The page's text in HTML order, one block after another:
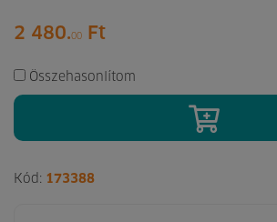
2 480.00 Ft
Összehasonlítom
Kód: 173388